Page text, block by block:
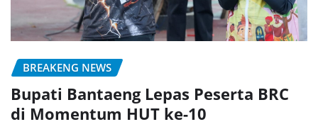
BREAKENG NEWS
Bupati Bantaeng Lepas Peserta BRC
di Momentum HUT ke-10